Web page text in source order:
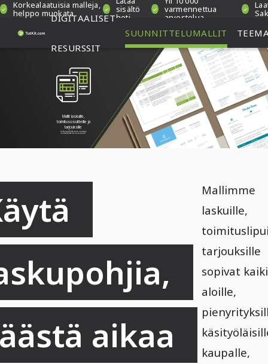
Korkealaatuisia malleja,
helppo muokata sisältö
heti
varmennettua
arvostelua
DIGITAALISET
RESURSSIT
SUUNNITTELUMALLIT
Mallit laskuille,
toimitusosoitteille ja
tarjouksille
Laskupohjillamme onnistuu
ammattimainen asemointi
aikaa
Mallimme
laskuille,
tarjouksille
sopivat
aloille,
kaupalle,